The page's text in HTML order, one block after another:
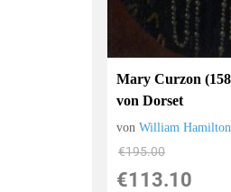
Mary Curzon
von Dorset
vonWilliam Hamilton
€195.00
€113.10